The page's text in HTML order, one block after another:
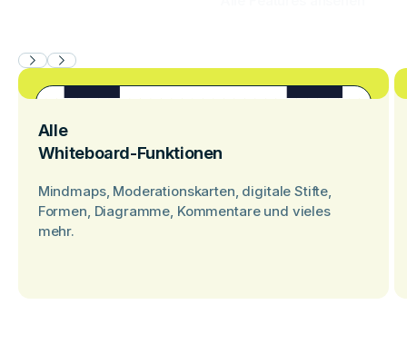
Alle
Whiteboard-Funktionen
Mindmaps, Moderationskarten, digitale Stifte,
Formen, Diagramme, Kommentare und vieles
mehr.